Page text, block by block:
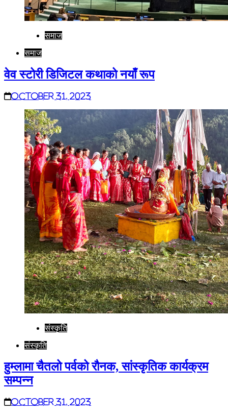
समाज
समाज
वेव स्टोरी डिजिटल कथाको नयाँ रूप
October 31, 2023
संस्कृति
संस्कृति
हुम्लामा चैतलो पर्वको रौनक, सांस्कृतिक कार्यक्रम
सम्पन्न
October 31, 2023